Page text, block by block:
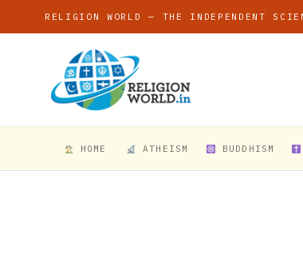
RELIGION WORLD — THE INDEPENDENT
HOME ATHEISM BUDDHISM